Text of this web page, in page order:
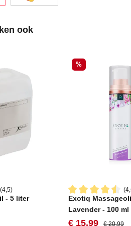
ook
(4,5)
van 4.5 van 5 sterren
- 5 liter
Korting
%
Gemiddelde
Exotiq
Lavender - 100 ml
Verkoopprijs:
€ 15,99 Normale
€ 20,99